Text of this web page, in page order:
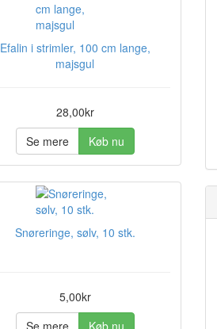
Efalin i strimler, 100 cm lange,
majsgul
28,00kr
Se mere
Køb nu
Snøreringe, sølv, 10 stk.
5,00kr
Se mere
Køb nu